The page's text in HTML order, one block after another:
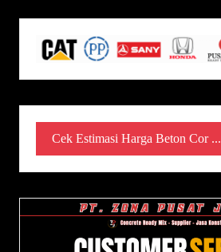
Cek Estimasi Harga Beton Cor ...